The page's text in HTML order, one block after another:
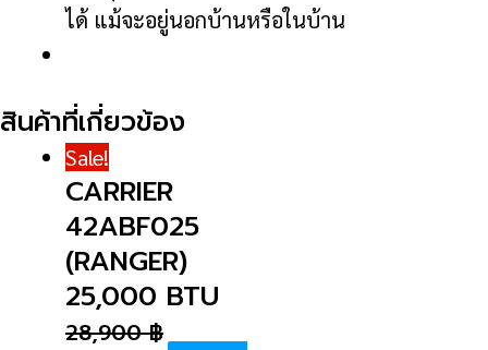
ได้ แม้จะอยู่นอกบ้านหรือในบ้าน
สินค้าที่เกี่ยวข้อง
Sale!
CARRIER
42ABF025
(RANGER)
25,000 BTU
28,900฿